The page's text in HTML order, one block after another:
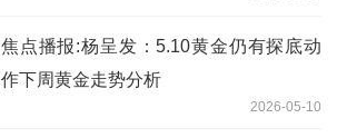
焦点播报:杨呈发：5.10黄金仍有探底动
作下周黄金走势分析
2026-05-10